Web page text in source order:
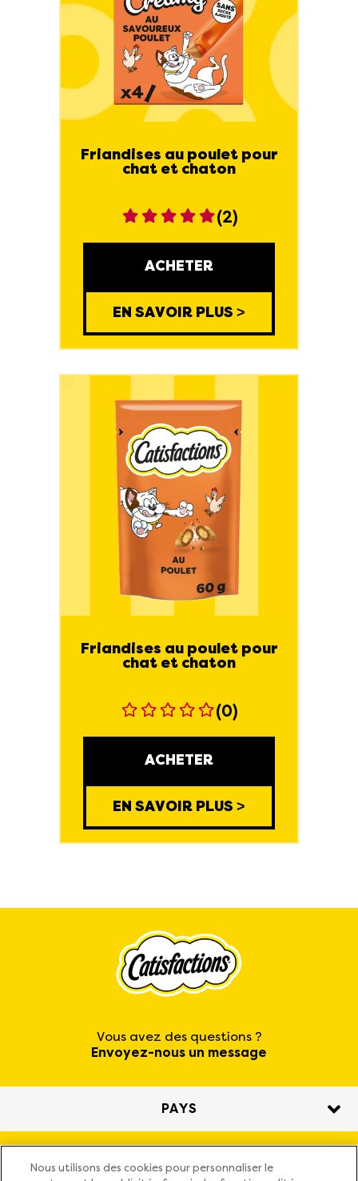
Friandises au poulet pour
chat et chaton
(2)
ACHETER
EN SAVOIR PLUS >
Friandises au poulet pour
chat et chaton
(0)
ACHETER
EN SAVOIR PLUS >
Vous avez des questions ?
Envoyez-nous un message
PAYS
Nos friandises
Nous utilisons des cookies pour personnaliser le